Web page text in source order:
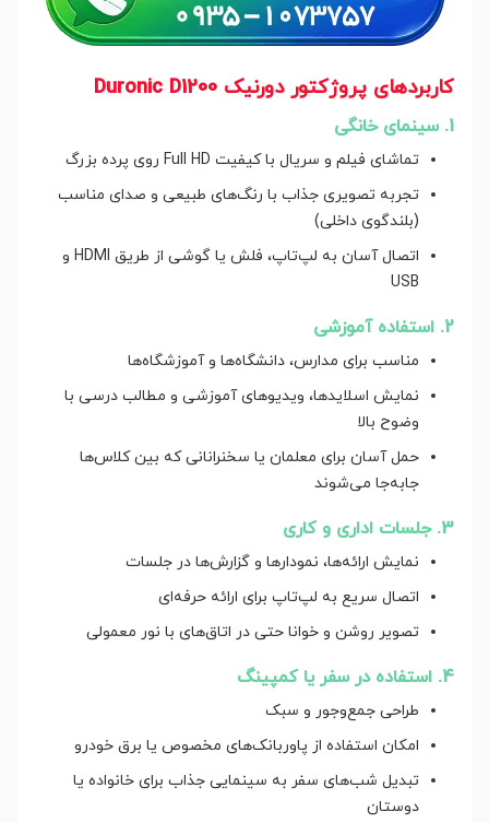
کاربردهای پروژکتور دورنیک Duronic D1200
1. سینمای خانگی
تماشای فیلم و سریال با کیفیت Full HD روی پرده بزرگ
تجربه تصویری جذاب با رنگ‌های طبیعی و صدای مناسب
(بلندگوی داخلی)
اتصال آسان به لپ‌تاپ، فلش یا گوشی از طریق HDMI و
USB
2. استفاده آموزشی
مناسب برای مدارس، دانشگاه‌ها و آموزشگاه‌ها
نمایش اسلایدها، ویدیوهای آموزشی و مطالب درسی با
وضوح بالا
حمل آسان برای معلمان یا سخنرانانی که بین کلاس‌ها
جابه‌جا می‌شوند
3. جلسات اداری و کاری
نمایش ارائه‌ها، نمودارها و گزارش‌ها در جلسات
اتصال سریع به لپ‌تاپ برای ارائه حرفه‌ای
تصویر روشن و خوانا حتی در اتاق‌های با نور معمولی
4. استفاده در سفر یا کمپینگ
طراحی جمع‌وجور و سبک
امکان استفاده از پاوربانک‌های مخصوص یا برق خودرو
تبدیل شب‌های سفر به سینمایی جذاب برای خانواده یا
دوستان